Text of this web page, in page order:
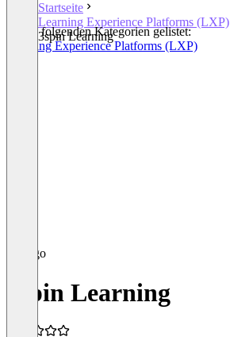
Startseite
Learning Experience Platforms (LXP)
3spin Learning
In den folgenden Kategorien gelistet:
Learning Experience Platforms (LXP)
3spin Learning